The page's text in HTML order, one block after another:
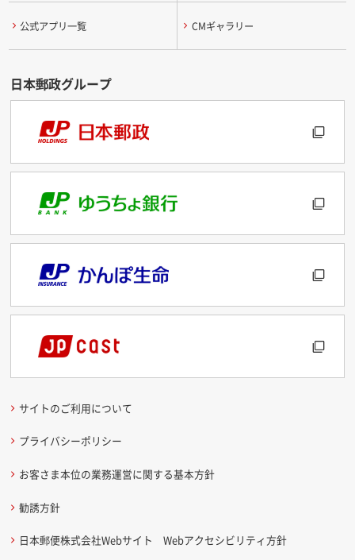
公式アプリ一覧 CMギャラリー
サイトのご利用について
プライバシーポリシー
お客さま本位の業務運営に関する基本方針
勧誘方針
日本郵便株式会社Webサイト Webアクセシビリティ方針